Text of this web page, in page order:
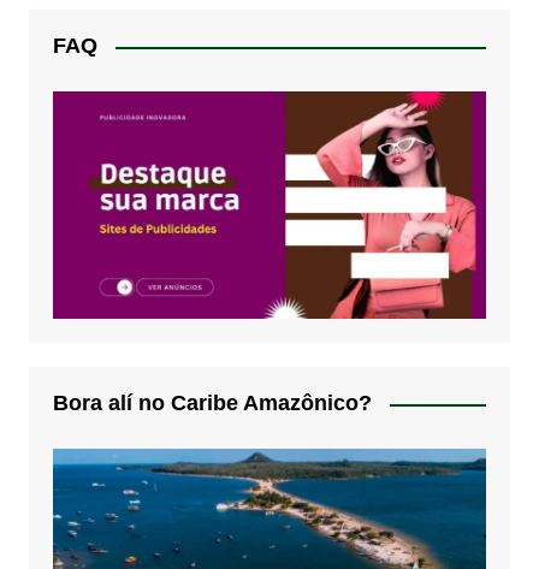
FAQ
Bora alí no Caribe Amazônico?